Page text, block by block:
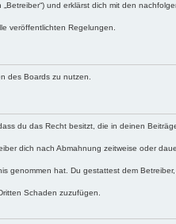
und erklärst dich mit den
veröffentlichten Regelungen.
des Boards zu nutzen.
du das Recht besitzt, die in deinen
dich nach Abmahnung zeitweise oder
genommen hat. Du gestattest dem
Schaden zuzufügen.